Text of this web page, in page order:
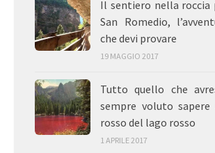
Il sentiero nella roccia
San Romedio,
che devi provare
19 MAGGIO 2017
Tutto quello che
sempre voluto sapere
rosso del lago rosso
1 APRILE 2017